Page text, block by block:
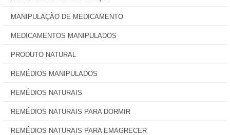
MANIPULAÇÃO DE MEDICAMENTO
MEDICAMENTOS MANIPULADOS
PRODUTO NATURAL
REMÉDIOS MANIPULADOS
REMÉDIOS NATURAIS
REMÉDIOS NATURAIS PARA DORMIR
REMÉDIOS NATURAIS PARA EMAGRECER